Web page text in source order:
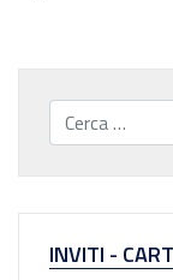
Cerca...
INVITI -